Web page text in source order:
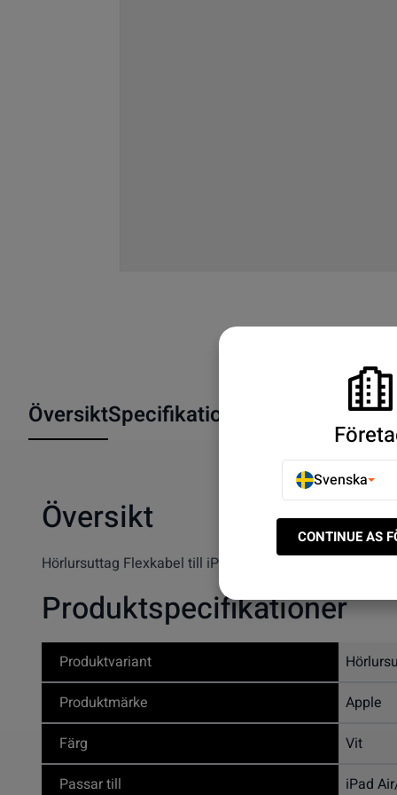
ÖversiktSpecifikationer
Översikt
Hörlursuttag Flexkabel till iPad Air/iPad 5/iPad 6
Produktspecifikationer
Produktvariant
Produktmärke
Apple
Färg
Vit
Passar till
iPad
Svenska
CONTINUE AS